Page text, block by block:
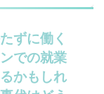
ずに働く
での就業
かもしれ